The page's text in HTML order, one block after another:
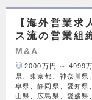
【海外営業求
ス流の営業組
M&A
2000万円 ～ 4999
県、東京都、神奈川県
阜県、静岡県、愛知県
山県、広島県、愛媛県